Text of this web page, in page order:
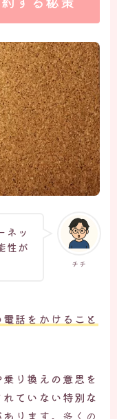
チチ
ネッ
性が
話をかけること
り換えの意思を
ていない特別な
ります。 多くの